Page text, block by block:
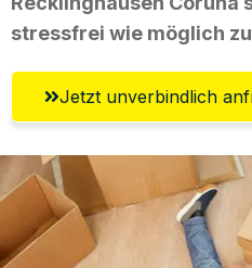
stressfrei wie möglich
Jetzt unverbindlich